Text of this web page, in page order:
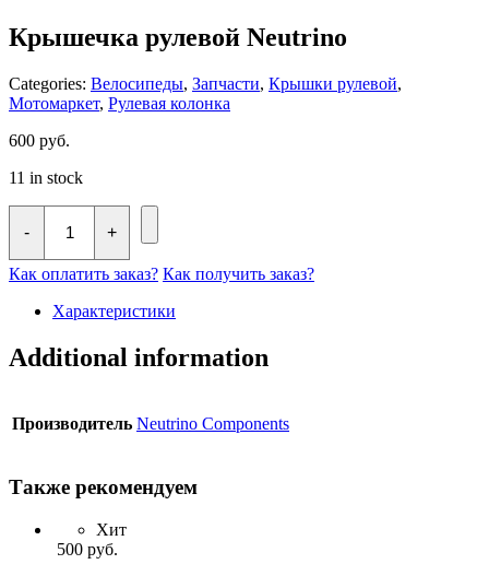
Крышечка рулевой Neutrino
Categories: Велосипеды, Запчасти, Крышки рулевой,
Мотомаркет, Рулевая колонка
600 руб.
11 in stock
-
рулевой
quantity
+
Как оплатить заказ? Как получить заказ?
Характеристики
Additional information
Производитель Neutrino Components
Также рекомендуем
Хит
500 руб.